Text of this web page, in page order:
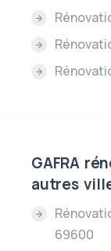
GAFRA
autres
69600